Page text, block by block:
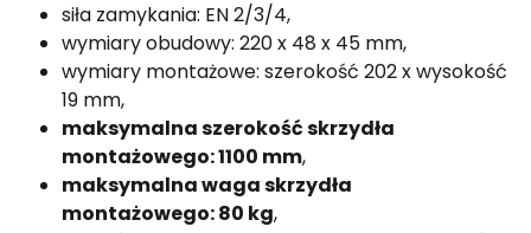
siła zamykania: EN 2/3/4,
wymiary obudowy: 220 x 48 x 45 mm,
wymiary montażowe: szerokość 202 x wysokość
19 mm,
maksymalna szerokość skrzydła
montażowego: 1100 mm,
maksymalna waga skrzydła
montażowego: 80 kg,